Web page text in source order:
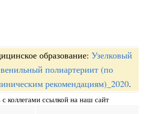
образование: Узелковый
полиартериит (по
рекомендациям)_2020.
коллегами ссылкой на наш сайт